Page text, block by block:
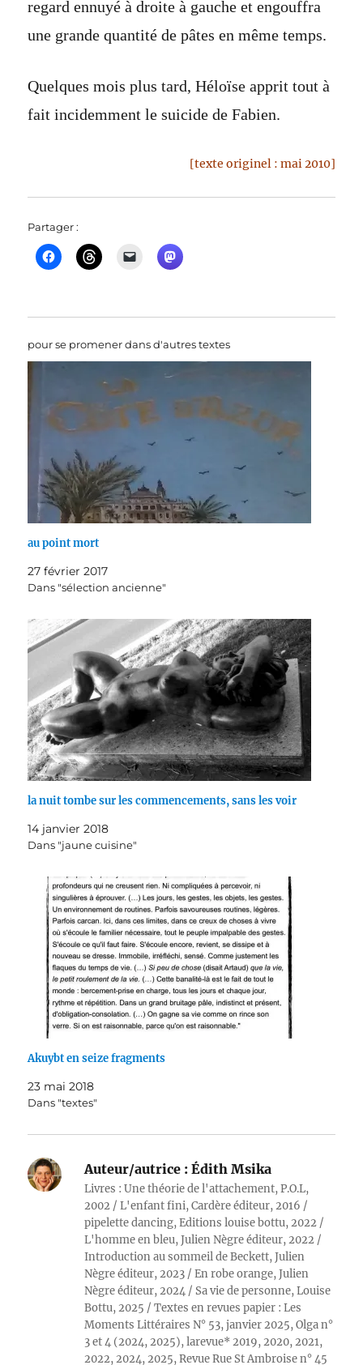
regard ennuyé à droite à gauche et engouffra
une grande quantité de pâtes en même temps.
Quelques mois plus tard, Héloïse apprit tout à
fait incidemment le suicide de Fabien.
[texte originel : mai 2010]
Partager :
pour se promener dans d'autres textes
au point mort
27 février 2017
Dans "sélection ancienne"
la nuit tombe sur les commencements, sans les voir
14 janvier 2018
Dans "jaune cuisine"
Akuybt en seize fragments
23 mai 2018
Dans "textes"
Auteur/autrice : Édith Msika
Livres : Une théorie de l'attachement, P.O.L,
2002 / L'enfant fini, Cardère éditeur, 2016 /
pipelette dancing, Editions louise bottu, 2022 /
L'homme en bleu, Julien Nègre éditeur, 2022 /
Introduction au sommeil de Beckett, Julien
Nègre éditeur, 2023 / En robe orange, Julien
Nègre éditeur, 2024 / Sa vie de personne, Louise
Bottu, 2025 / Textes en revues papier : Les
Moments Littéraires N° 53, janvier 2025, Olga n°
3 et 4 (2024, 2025), larevue* 2019, 2020, 2021,
2022, 2024, 2025, Revue Rue St Ambroise n° 45